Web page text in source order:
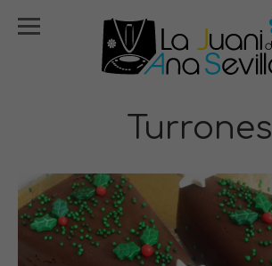
Turrones